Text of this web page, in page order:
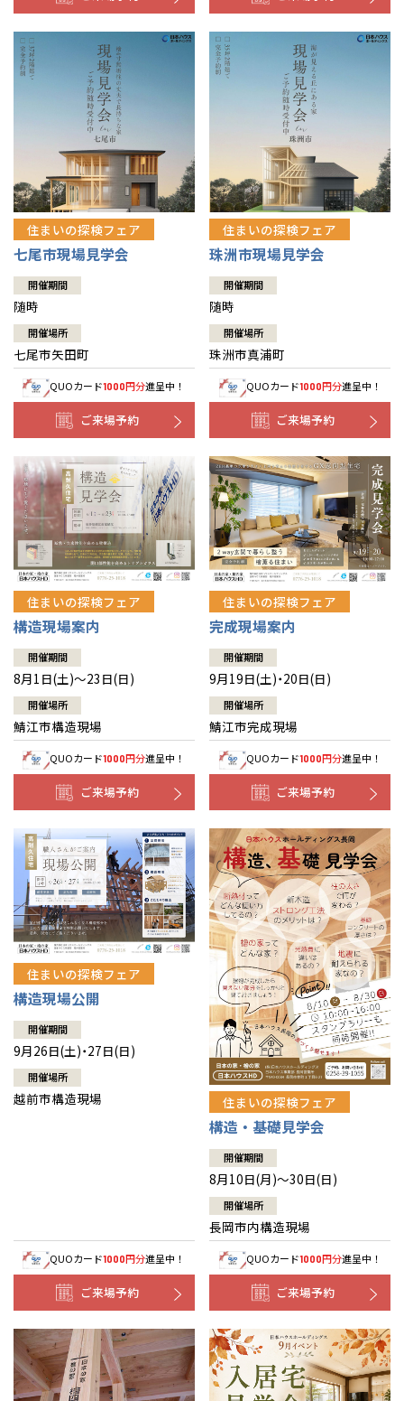
住まいの探検フェア
七尾市現場見学会
開催期間
随時
開催場所
七尾市矢田町
QUOカード1000円分進呈中！
ご来場予約
住まいの探検フェア
珠洲市現場見学会
開催期間
随時
開催場所
珠洲市真浦町
QUOカード1000円分進呈中！
ご来場予約
住まいの探検フェア
構造現場案内
開催期間
8月1日(土)～23日(日)
開催場所
鯖江市構造現場
QUOカード1000円分進呈中！
ご来場予約
住まいの探検フェア
完成現場案内
開催期間
9月19日(土)・20日(日)
開催場所
鯖江市完成現場
QUOカード1000円分進呈中！
ご来場予約
住まいの探検フェア
構造現場公開
開催期間
9月26日(土)・27日(日)
開催場所
越前市構造現場
QUOカード1000円分進呈中！
ご来場予約
住まいの探検フェア
構造・基礎見学会
開催期間
8月10日(月)～30日(日)
開催場所
長岡市内構造現場
QUOカード1000円分進呈中！
ご来場予約